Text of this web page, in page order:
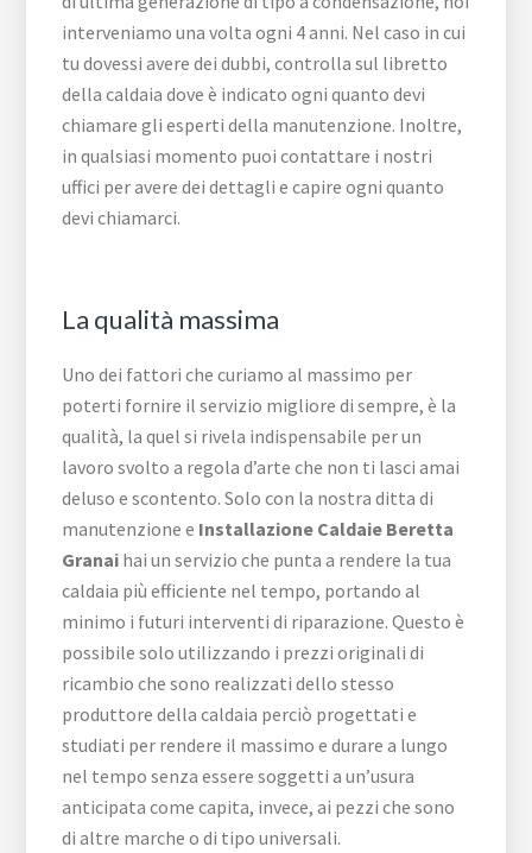
interveniamo una volta ogni 4 anni. Nel caso in cui
tu dovessi avere dei dubbi, controlla sul libretto
della caldaia dove è indicato ogni quanto devi
chiamare gli esperti della manutenzione. Inoltre,
in qualsiasi momento puoi contattare i nostri
uffici per avere dei dettagli e capire ogni quanto
devi chiamarci.
La qualità massima
Uno dei fattori che curiamo al massimo per
poterti fornire il servizio migliore di sempre, è la
qualità, la quel si rivela indispensabile per un
lavoro svolto a regola d’arte che non ti lasci amai
deluso e scontento. Solo con la nostra ditta di
manutenzione e Installazione Caldaie Beretta
Granai hai un servizio che punta a rendere la tua
caldaia più efficiente nel tempo, portando al
minimo i futuri interventi di riparazione. Questo è
possibile solo utilizzando i prezzi originali di
ricambio che sono realizzati dello stesso
produttore della caldaia perciò progettati e
studiati per rendere il massimo e durare a lungo
nel tempo senza essere soggetti a un’usura
anticipata come capita, invece, ai pezzi che sono
di altre marche o di tipo universali.